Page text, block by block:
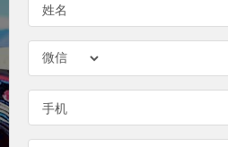
姓名
手机